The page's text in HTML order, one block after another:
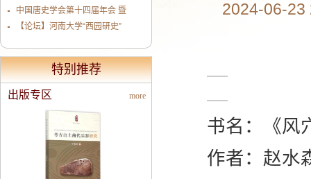
2024-06-23
书名：《风
作者：赵水
中国唐史学会第十四届年会 暨
【论坛】河南大学“西园研史”
特别推荐
more
出版专区